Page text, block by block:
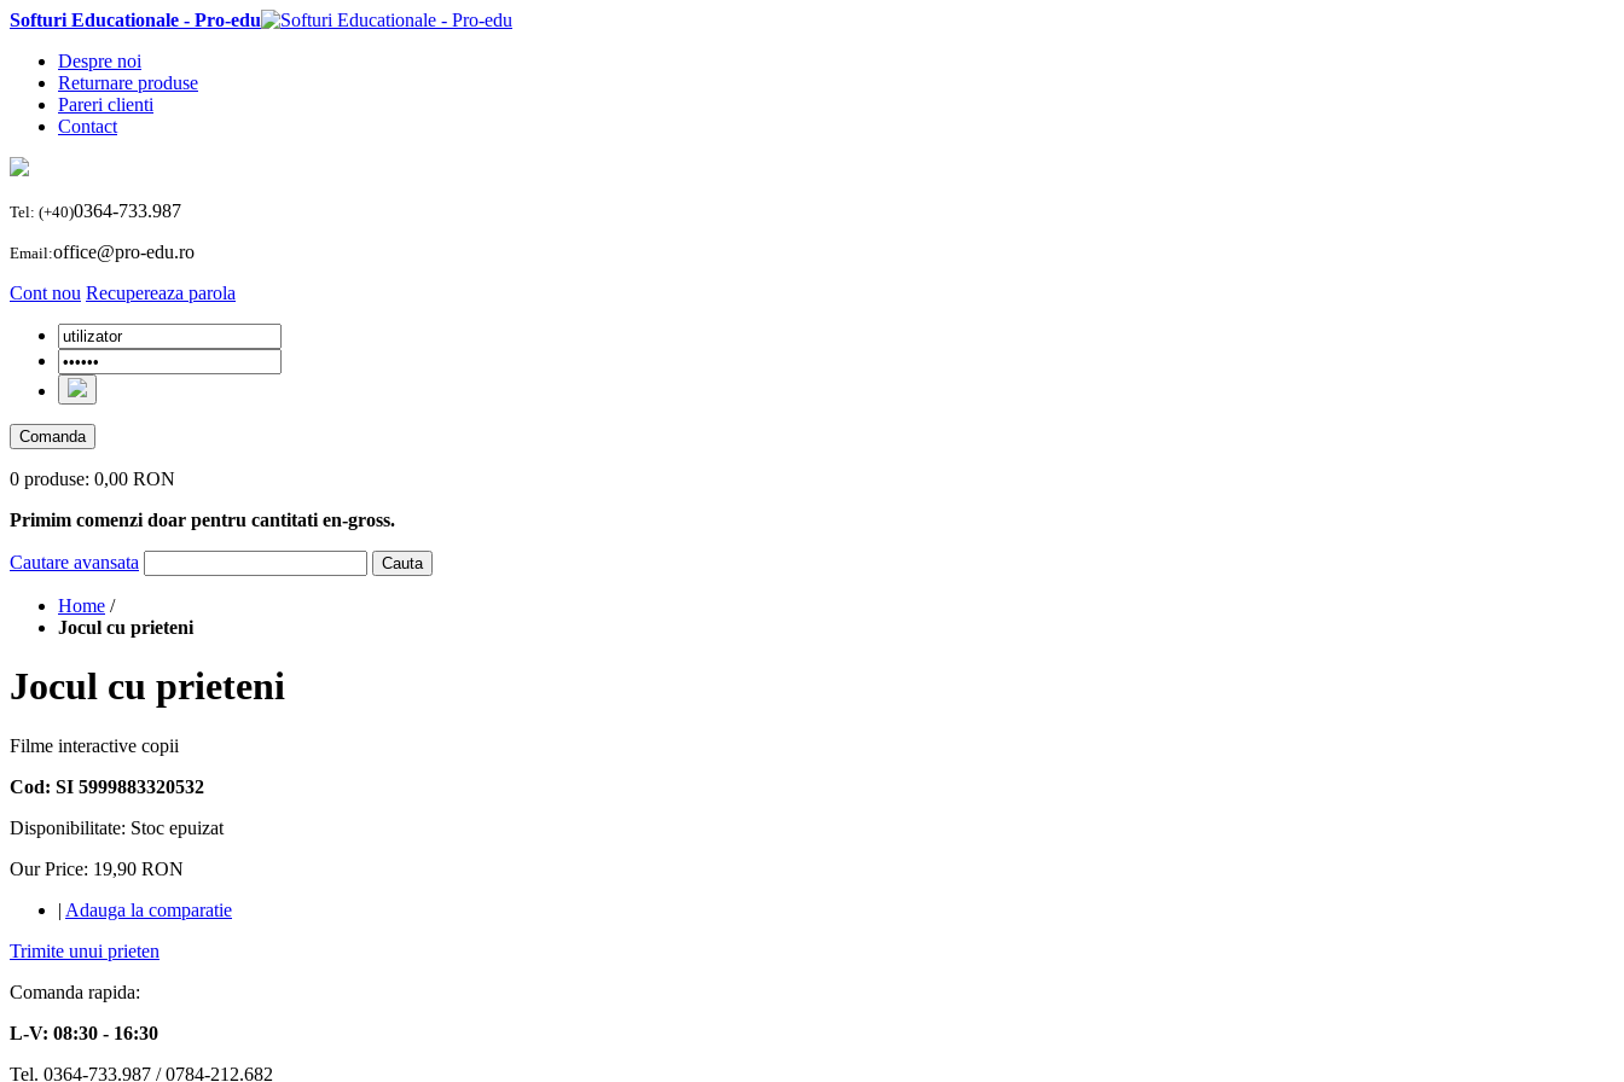
Softuri Educationale - Pro-edu
Despre noi
Returnare produse
Pareri clienti
Contact
Tel: (+40)0364-733.987
Email:office@pro-edu.ro
Cont nou Recupereaza parola
Comanda
0 produse: 0,00 RON
Primim comenzi doar pentru cantitati en-gross.
Cautare avansata Cauta
Home /
Jocul cu prieteni
Jocul cu prieteni
Filme interactive copii
Cod: SI 5999883320532
Disponibilitate: Stoc epuizat
Our Price: 19,90 RON
| Adauga la comparatie
Trimite unui prieten
Comanda rapida:
L-V: 08:30 - 16:30
Tel. 0364-733.987 / 0784-212.682